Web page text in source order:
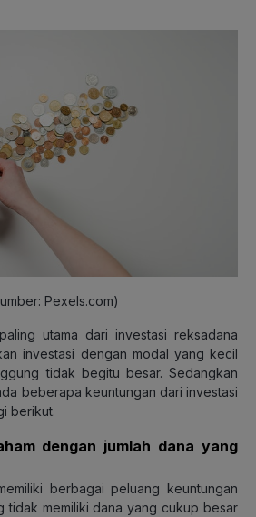
Pexels.com)
utama dari investasi reksadana
investasi dengan modal yang kecil
tidak begitu besar. Sedangkan
beberapa keuntungan dari investasi
berikut.
dengan jumlah dana yang
berbagai peluang keuntungan
tidak memiliki dana yang cukup besar